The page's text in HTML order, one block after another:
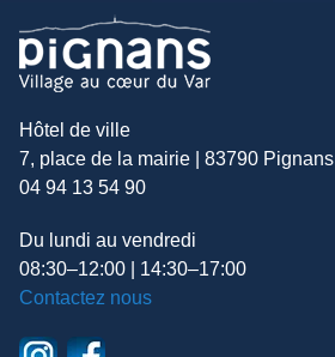
Hôtel de ville
7, place de la mairie | 83790 Pignans
04 94 13 54 90
Du lundi au vendredi
08:30–12:00 | 14:30–17:00
Contactez nous